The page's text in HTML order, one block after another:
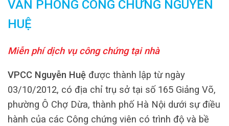
VĂN PHÒNG CÔNG CHỨNG NGUYỄN
HUỆ
Miễn phí dịch vụ công chứng tại nhà
VPCC Nguyễn Huệ được thành lập từ ngày
03/10/2012, có địa chỉ trụ sở tại số 165 Giảng Võ,
phường Ô Chợ Dừa, thành phố Hà Nội dưới sự điều
hành của các Công chứng viên có trình độ và bề